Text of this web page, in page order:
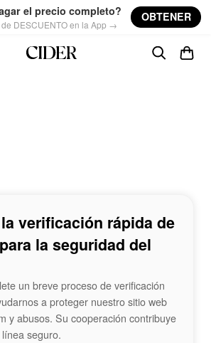
el precio completo?
DESCUENTO en la App →
OBTENER
verificación rápida de
la seguridad del
un breve proceso de verificación
a proteger nuestro sitio web
y abusos. Su cooperación contribuye
seguro.